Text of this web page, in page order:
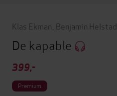
Klas Ekman Benjamin Helstad
De kapable
399,-
Premium